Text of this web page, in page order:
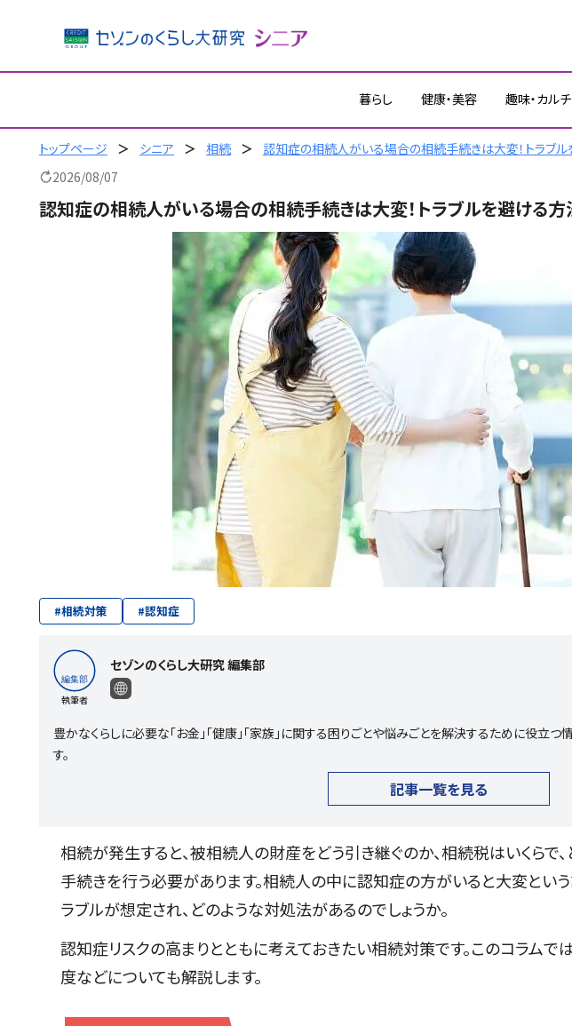
を
暮らし 健康・美容 趣味・カル
トップページ シニア 相続
認知症の相続人がいる場合の相続手続きは大変！トラブル
2026/08/07
認知症の相続人がいる場合の相続手続きは大変！トラブルを避ける方
#相続対策 #認知症
執筆者
セゾンのくらし大研究 編集部
豊かなくらしに必要な「お金」「健康」「家族」に関する困りごとや悩みごとを解決するために役立
す。
記事一覧を見る
相続が発生すると、被相続人の財産をどう引き継ぐのか、相続税はいくらで
手続きを行う必要があります。相続人の中に認知症の方がいると大変という
ラブルが想定され、どのような対処法があるのでしょうか。
認知症リスクの高まりとともに考えておきたい相続対策です。このコラムで
度などについても解説します。